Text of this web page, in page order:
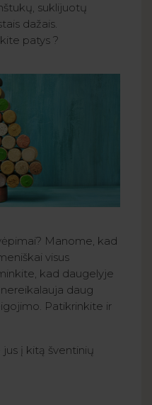
suklijuotų
dažais.
patys ?
Manome, kad
visus
kad daugelyje
daug
Patikrinkite ir
į kitą šventinių